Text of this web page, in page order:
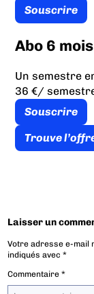
Souscrire
Abo 6 mois
Un semestre
36 €/
Souscrire
Trouve
Laisser un
Votre adresse e-mail
indiqués avec*
Commentaire*